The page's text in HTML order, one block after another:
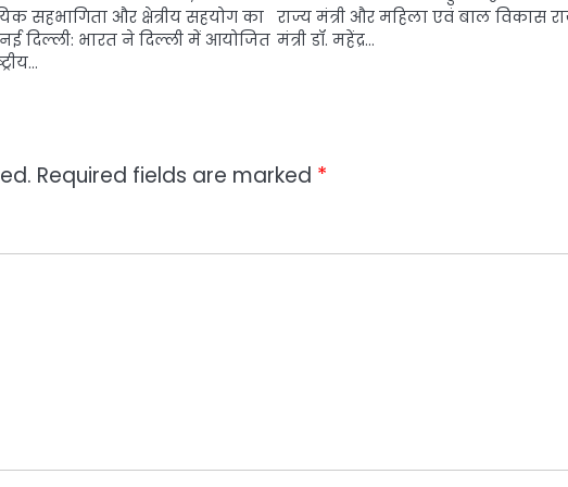
सहभागिता और क्षेत्रीय सहयोग का
दिल्ली: भारत ने दिल्ली में आयोजित
राज्य मंत्री और महिला एवं बाल विकास
मंत्री डॉ. महेंद्र…
Required fields are marked *